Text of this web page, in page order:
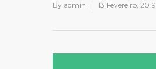
By admin 13 Fevereiro, 2019